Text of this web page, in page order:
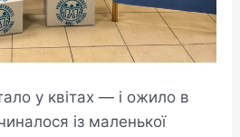
у квітах — і ожило в
із маленької